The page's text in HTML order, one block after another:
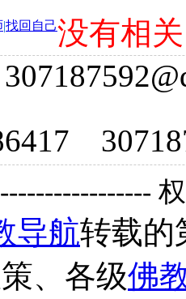
|找回自己没有相
导航转载的
、各级佛